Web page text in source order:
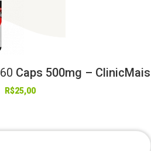
60 Caps 500mg – ClinicMais
R$25,00